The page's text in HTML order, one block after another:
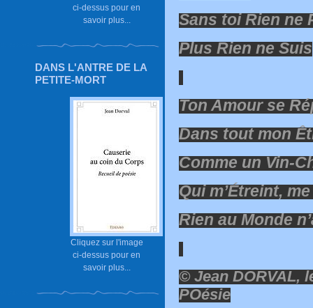
ci-dessus pour en
savoir plus...
DANS L'ANTRE DE LA
PETITE-MORT
Cliquez sur l'image
ci-dessus pour en
savoir plus...
Sans toi Rien ne
Plus Rien ne Suis
Ton Amour se
Dans tout mon
Comme un Vin-
Qui m’Étreint,
Rien au Monde
© Jean DORVAL,
POésie